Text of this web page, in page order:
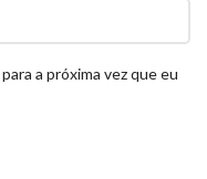
a próxima vez que eu